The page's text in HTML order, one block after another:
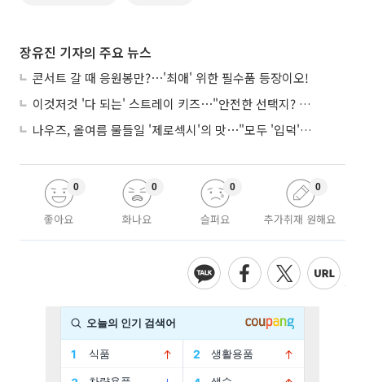
장유진 기자의 주요 뉴스
콘서트 갈 때 응원봉만?⋯'최애' 위한 필수품 등장이오!
이것저것 '다 되는' 스트레이 키즈⋯"안전한 선택지? 도전이 재밌죠"
나우즈, 올여름 물들일 '제로섹시'의 맛⋯"모두 '입덕'시킬 것"
좋아요
0
화나요
0
슬퍼요
0
추가취재 원해요
0